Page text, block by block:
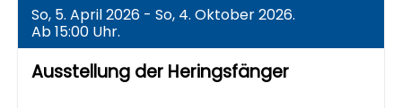
So, 5. April 2026 - So, 4. Oktober 2026.
Ab 15:00 Uhr.
Ausstellung der Heringsfänger